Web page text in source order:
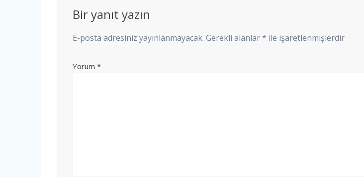
Bir yanıt yazın
E-posta adresiniz yayınlanmayacak. Gerekli alanlar* ile işaretlenmişlerdir
Yorum*